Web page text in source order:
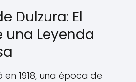
Dulzura: El
una Leyenda
1918, una época de